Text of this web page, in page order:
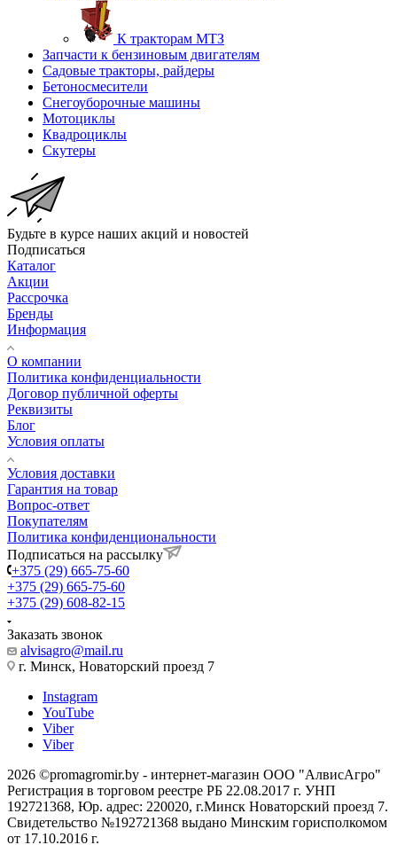
К тракторам МТЗ
Запчасти к бензиновым двигателям
Садовые тракторы, райдеры
Бетоносмесители
Снегоуборочные машины
Мотоциклы
Квадроциклы
Скутеры
Будьте в курсе наших акций и новостей
Подписаться
Каталог
Акции
Рассрочка
Бренды
Информация
О компании
Политика конфиденциальности
Договор публичной оферты
Реквизиты
Блог
Условия оплаты
Условия доставки
Гарантия на товар
Вопрос-ответ
Покупателям
Политика конфиденциональности
Подписаться на рассылку
+375 (29) 665-75-60
+375 (29) 665-75-60
+375 (29) 608-82-15
Заказать звонок
alvisagro@mail.ru
г. Минск, Новаторский проезд 7
Instagram
YouTube
Viber
Viber
2026 ©promagromir.by - интернет-магазин ООО "АлвисАгро"
Регистрация в торговом реестре РБ 22.08.2017 г. УНП
192721368, Юр. адрес: 220020, г.Минск Новаторский проезд 7.
Свидетельство №192721368 выдано Минским горисполкомом
от 17.10.2016 г.